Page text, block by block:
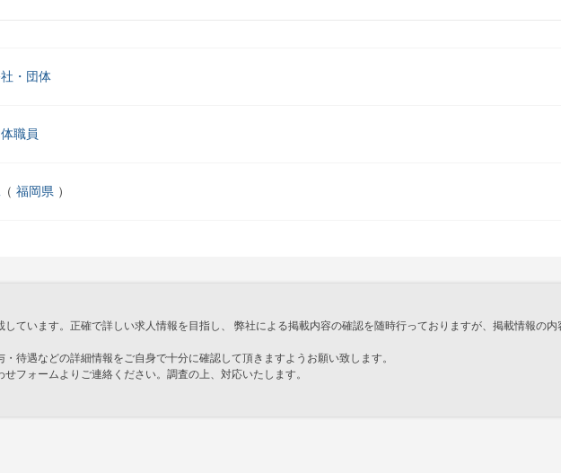
・団体
職員
福岡県
ています。正確で詳しい求人情報を目指し、 弊社による掲載内容の確認を随時行っておりますが、掲載情報の
待遇などの詳細情報をご自身で十分に確認して頂きますようお願い致します。
フォームよりご連絡ください。調査の上、対応いたします。